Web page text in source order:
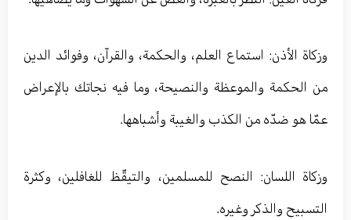
وزكاة الأذن: استماع العلم، والحكمة، والقرآن، وفوائد الدين
من الحكمة والموعظة والنصيحة، وما فيه نجاتك بالإعراض
عمّا هو ضدّه من الكذب والغيبة وأشباهها.
وزكاة اللسان: النصح للمسلمين، والتيقّظ للغافلين، وكثرة
التسبيح والذكر وغيره.